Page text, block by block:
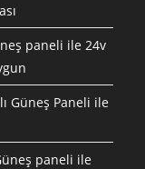
paneli ile 24v
Güneş Paneli ile
paneli ile